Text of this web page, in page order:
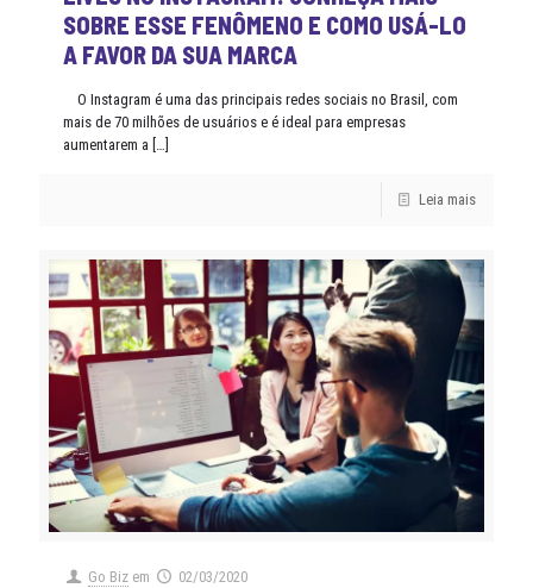
SOBRE ESSE FENÔMENO E COMO USÁ-LO
A FAVOR DA SUA MARCA
O Instagram é uma das principais redes sociais no Brasil, com
mais de 70 milhões de usuários e é ideal para empresas
aumentarem a […]
Leia mais
Go Biz em 02/03/2020